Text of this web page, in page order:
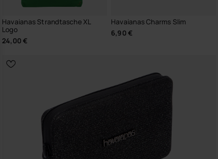
Havaianas Strandtasche XL
Logo
24,00 €
Havaianas Charms Slim
6,90 €